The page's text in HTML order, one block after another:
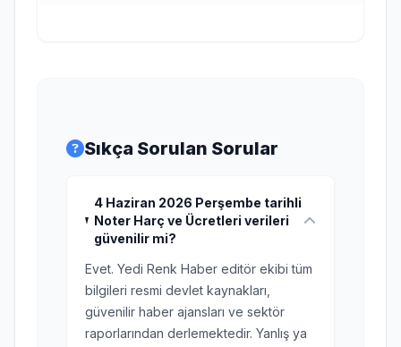
Sıkça Sorulan Sorular
4 Haziran 2026 Perşembe tarihli
Noter Harç ve Ücretleri verileri
güvenilir mi?
Evet. Yedi Renk Haber editör ekibi tüm
bilgileri resmi devlet kaynakları,
güvenilir haber ajansları ve sektör
raporlarından derlemektedir. Yanlış ya